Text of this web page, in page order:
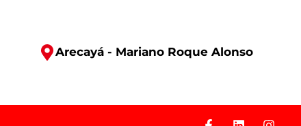
Arecayá - Mariano Roque Alonso